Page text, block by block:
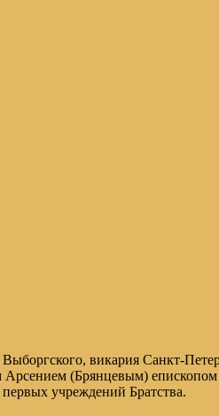
викария Санкт-
Арсением (Брянцевым)
учреждений Братства.